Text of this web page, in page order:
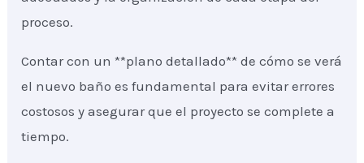
proceso.
Contar con un **plano detallado** de cómo se verá
el nuevo baño es fundamental para evitar errores
costosos y asegurar que el proyecto se complete a
tiempo.